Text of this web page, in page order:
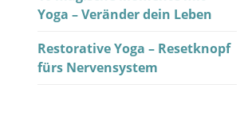
Yoga – Veränder dein Leben
Restorative Yoga – Resetknopf
fürs Nervensystem